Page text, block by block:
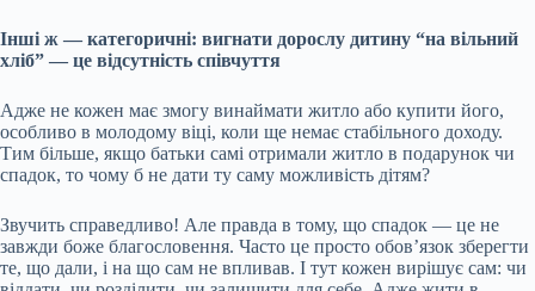
Інші ж — категоричні: вигнати дорослу дитину “на вільний
хліб” — це відсутність співчуття
Адже не кожен має змогу винаймати житло або купити його,
особливо в молодому віці, коли ще немає стабільного доходу.
Тим більше, якщо батьки самі отримали житло в подарунок чи
спадок, то чому б не дати ту саму можливість дітям?
Звучить справедливо! Але правда в тому, що спадок — це не
завжди боже благословення. Часто це просто обов’язок зберегти
те, що дали, і на що сам не впливав. І тут кожен вирішує сам: чи